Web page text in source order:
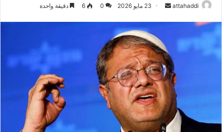
attahaddi
ل
ب
ر
ي
د
ا
إ
ل
23 مايو 2026 0
6 دقيقة واحدة